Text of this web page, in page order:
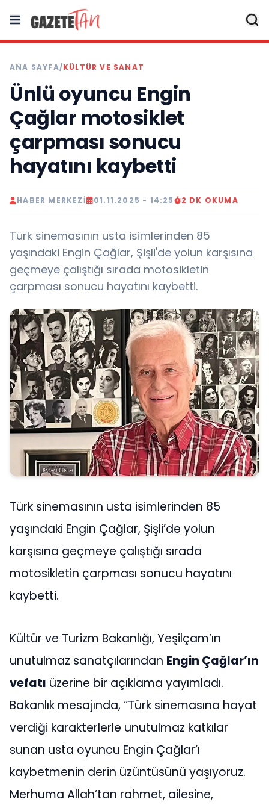
ANA SAYFA/KÜLTÜR VE SANAT
Ünlü oyuncu Engin
Çağlar motosiklet
çarpması sonucu
hayatını kaybetti
HABER MERKEZI 01.11.2025 - 14:25 2 DK OKUMA
Türk sinemasının usta isimlerinden 85
yaşındaki Engin Çağlar, Şişli'de yolun karşısına
geçmeye çalıştığı sırada motosikletin
çarpması sonucu hayatını kaybetti.
Türk sinemasının usta isimlerinden 85
yaşındaki Engin Çağlar, Şişli’de yolun
karşısına geçmeye çalıştığı sırada
motosikletin çarpması sonucu hayatını
kaybetti.
Kültür ve Turizm Bakanlığı, Yeşilçam’ın
unutulmaz sanatçılarından Engin Çağlar’ın
vefatı üzerine bir açıklama yayımladı.
Bakanlık mesajında, “Türk sinemasına hayat
verdiği karakterlerle unutulmaz katkılar
sunan usta oyuncu Engin Çağlar’ı
kaybetmenin derin üzüntüsünü yaşıyoruz.
Merhuma Allah’tan rahmet, ailesine,